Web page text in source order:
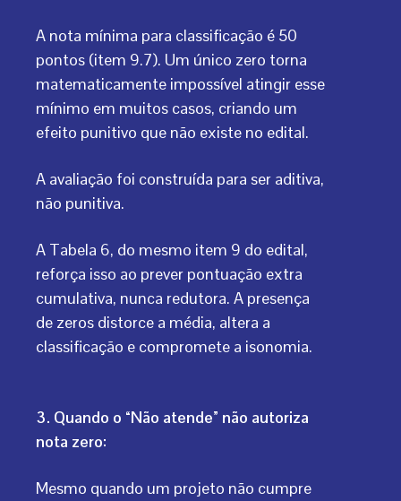
A nota mínima para classificação é 50
pontos (item 9.7). Um único zero torna
matematicamente impossível atingir esse
mínimo em muitos casos, criando um
efeito punitivo que não existe no edital.
A avaliação foi construída para ser aditiva,
não punitiva.
A Tabela 6, do mesmo item 9 do edital,
reforça isso ao prever pontuação extra
cumulativa, nunca redutora. A presença
de zeros distorce a média, altera a
classificação e compromete a isonomia.
3. Quando o “Não atende” não autoriza
nota zero:
Mesmo quando um projeto não cumpre